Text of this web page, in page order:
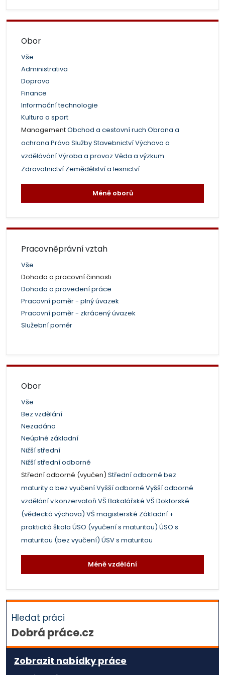
Obor
Vše
Administrativa
Doprava
Finance
Informační technologie
Kultura a sport
ManagementObchod a cestovní ruch Obrana a
ochrana Právo SlužbyStavebnictvíVýchova a
vzděláváníVýroba a provoz Věda a výzkum
Zdravotnictví Zemědělství a lesnictví
Méně oborů
Pracovněprávní vztah
Vše
Dohoda o pracovní činnosti
Dohoda o provedení práce
Pracovní poměr - plný úvazek
Pracovní poměr - zkrácený úvazek
Služební poměr
Obor
Vše
Bez vzdělání
Nezadáno
Neúplné základní
Nižší střední
Nižší střední odborné
Střední odborné (vyučen) Střední odborné bez
maturity a bez vyučeníVyšší odborné Vyšší odborné
vzdělání v konzervatoři VŠ Bakalářské VŠ Doktorské
(vědecká výchova) VŠ magisterské Základní +
praktická škola ÚSO (vyučení s maturitou) ÚSO s
maturitou (bez vyučení) ÚSV s maturitou
Méně vzdělání
Hledat práci
Dobrá práce.cz
Zobrazit nabídky práce